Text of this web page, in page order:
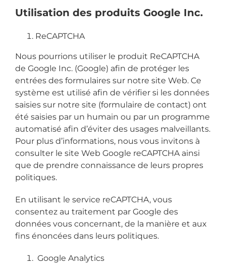
Utilisation des produits Google Inc.
ReCAPTCHA
Nous pourrions utiliser le produit ReCAPTCHA
de Google Inc. (Google) afin de protéger les
entrées des formulaires sur notre site Web. Ce
système est utilisé afin de vérifier si les données
saisies sur notre site (formulaire de contact) ont
été saisies par un humain ou par un programme
automatisé afin d’éviter des usages malveillants.
Pour plus d’informations, nous vous invitons à
consulter le site Web Google reCAPTCHA ainsi
que de prendre connaissance de leurs propres
politiques.
En utilisant le service reCAPTCHA, vous
consentez au traitement par Google des
données vous concernant, de la manière et aux
fins énoncées dans leurs politiques.
Google Analytics